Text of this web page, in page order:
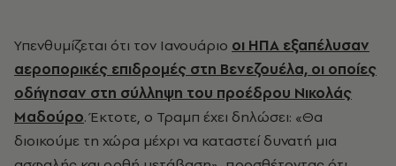
Υπενθυμίζεται ότι τον Ιανουάριο οι ΗΠΑ εξαπέλυσαν
αεροπορικές επιδρομές στη Βενεζουέλα, οι οποίες
οδήγησαν στη σύλληψη του προέδρου Νικολάς
Μαδούρο. Έκτοτε, ο Τραμπ έχει δηλώσει: «Θα
διοικούμε τη χώρα μέχρι να καταστεί δυνατή μια